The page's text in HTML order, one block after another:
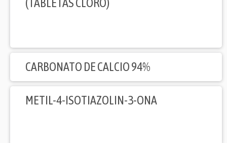
(TABLETAS CLORO)
CARBONATO DE CALCIO 94%
METIL-4-ISOTIAZOLIN-3-ONA